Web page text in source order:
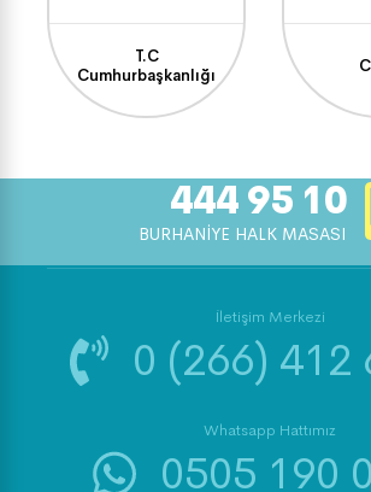
T.C
Cumhurbaşkanlığı
444 95 10
BURHANİYE HALK MASASI
İletişim Merkezi
0 (266) 412
Whatsapp Hattımız
0505 190